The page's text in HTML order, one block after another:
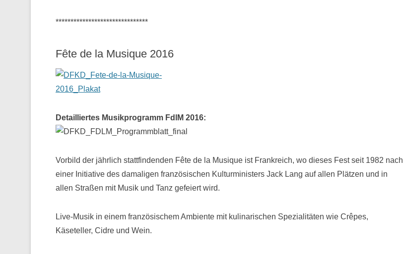
*******************************
Fête de la Musique 2016
Detailliertes Musikprogramm FdlM 2016:
Vorbild der jährlich stattfindenden Fête de la Musique ist Frankreich, wo dieses Fest seit 1982 nach
einer Initiative des damaligen französischen Kulturministers Jack Lang auf allen Plätzen und in
allen Straßen mit Musik und Tanz gefeiert wird.
Live-Musik in einem französischem Ambiente mit kulinarischen Spezialitäten wie Crêpes,
Käseteller, Cidre und Wein.